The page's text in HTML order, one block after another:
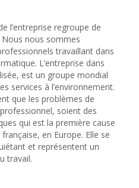
l’entreprise regroupe de
Nous nous sommes
travaillant dans
L’entreprise dans
est un groupe mondial
services à l’environnement.
que les problèmes de
soient des
qui est la première cause
en Europe. Elle se
et représentent un
travail.